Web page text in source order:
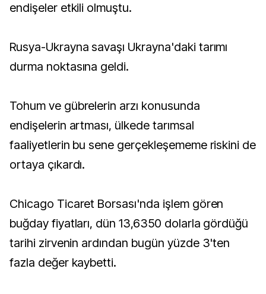
endişeler etkili olmuştu.
Rusya-Ukrayna savaşı Ukrayna'daki tarımı
durma noktasına geldi.
Tohum ve gübrelerin arzı konusunda
endişelerin artması, ülkede tarımsal
faaliyetlerin bu sene gerçekleşememe riskini de
ortaya çıkardı.
Chicago Ticaret Borsası'nda işlem gören
buğday fiyatları, dün 13,6350 dolarla gördüğü
tarihi zirvenin ardından bugün yüzde 3'ten
fazla değer kaybetti.